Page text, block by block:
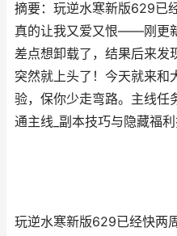
摘要：玩逆水寒新版629已
真的让我又爱又恨——刚更
差点想卸载了，结果后来发
突然就上头了！今天就来和
验，保你少走弯路。主线任
通主线_副本技巧与隐藏福
玩逆水寒新版629已经快两